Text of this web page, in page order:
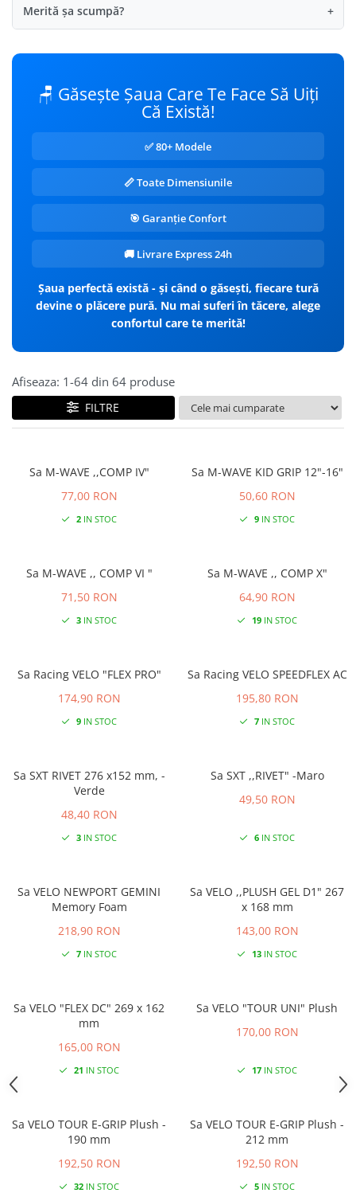
Merită șa scumpă? +
🪑 Găsește Șaua Care Te Face Să Uiți
Că Există!
✅ 80+ Modele
📏 Toate Dimensiunile
🎯 Garanție Confort
🚚 Livrare Express 24h
Șaua perfectă există - și când o găsești, fiecare tură
devine o plăcere pură. Nu mai suferi în tăcere, alege
confortul care te merită!
Afiseaza: 1-64 din 64 produse
FILTRE
Sa M-WAVE ,,COMP IV"
77,00 RON
2IN STOC
Sa M-WAVE KID GRIP 12"-16"
50,60 RON
9IN STOC
Sa M-WAVE ,, COMP VI "
71,50 RON
3IN STOC
Sa M-WAVE ,, COMP X"
64,90 RON
19IN STOC
Sa Racing VELO "FLEX PRO"
174,90 RON
9IN STOC
Sa Racing VELO SPEEDFLEX AC
195,80 RON
7IN STOC
Sa SXT RIVET 276 x152 mm, -
Verde
48,40 RON
3IN STOC
Sa SXT ,,RIVET" -Maro
49,50 RON
6IN STOC
Sa VELO NEWPORT GEMINI
Memory Foam
218,90 RON
7IN STOC
Sa VELO ,,PLUSH GEL D1" 267
x 168 mm
143,00 RON
13IN STOC
Sa VELO "FLEX DC" 269 x 162
mm
165,00 RON
21 IN STOC
Sa VELO "TOUR UNI" Plush
170,00 RON
17IN STOC
Sa VELO TOUR E-GRIP Plush -
190 mm
192,50 RON
32IN STOC
Sa VELO TOUR E-GRIP Plush -
212 mm
192,50 RON
5IN STOC